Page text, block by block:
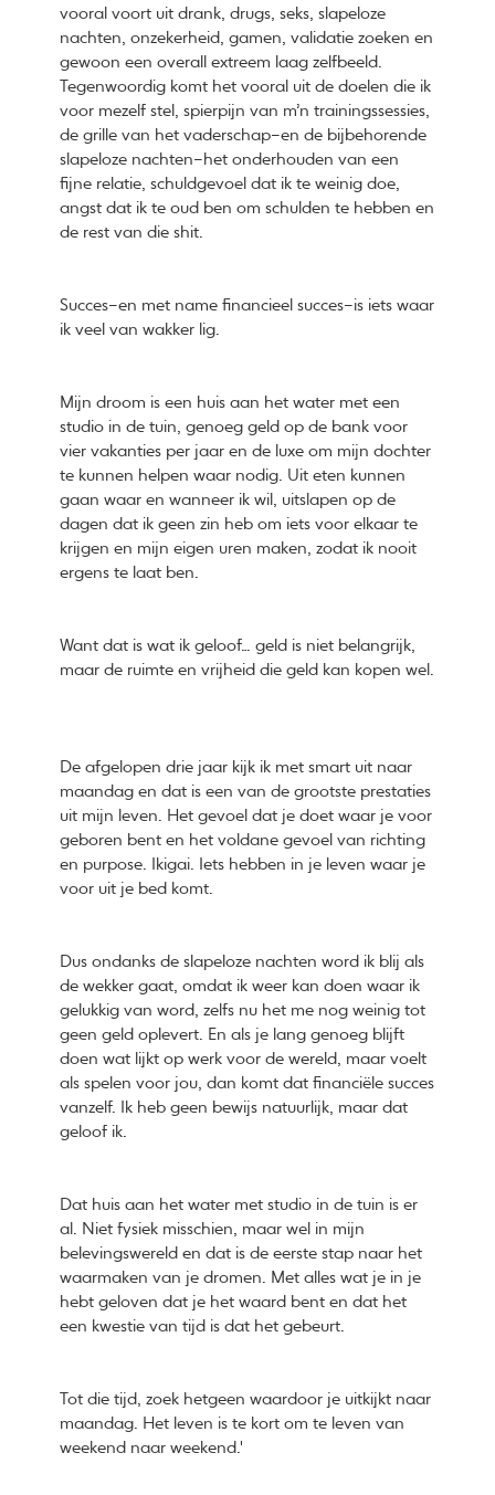
vooral voort uit drank, drugs, seks, slapeloze
nachten, onzekerheid, gamen, validatie zoeken en
gewoon een overall extreem laag zelfbeeld.
Tegenwoordig komt het vooral uit de doelen die ik
voor mezelf stel, spierpijn van m’n trainingssessies,
de grille van het vaderschap–en de bijbehorende
slapeloze nachten–het onderhouden van een
fijne relatie, schuldgevoel dat ik te weinig doe,
angst dat ik te oud ben om schulden te hebben en
de rest van die shit.
Succes–en met name financieel succes–is iets waar
ik veel van wakker lig.
Mijn droom is een huis aan het water met een
studio in de tuin, genoeg geld op de bank voor
vier vakanties per jaar en de luxe om mijn dochter
te kunnen helpen waar nodig. Uit eten kunnen
gaan waar en wanneer ik wil, uitslapen op de
dagen dat ik geen zin heb om iets voor elkaar te
krijgen en mijn eigen uren maken, zodat ik nooit
ergens te laat ben.
Want dat is wat ik geloof… geld is niet belangrijk,
maar de ruimte en vrijheid die geld kan kopen wel.
De afgelopen drie jaar kijk ik met smart uit naar
maandag en dat is een van de grootste prestaties
uit mijn leven. Het gevoel dat je doet waar je voor
geboren bent en het voldane gevoel van richting
en purpose. Ikigai. Iets hebben in je leven waar je
voor uit je bed komt.
Dus ondanks de slapeloze nachten word ik blij als
de wekker gaat, omdat ik weer kan doen waar ik
gelukkig van word, zelfs nu het me nog weinig tot
geen geld oplevert. En als je lang genoeg blijft
doen wat lijkt op werk voor de wereld, maar voelt
als spelen voor jou, dan komt dat financiële succes
vanzelf. Ik heb geen bewijs natuurlijk, maar dat
geloof ik.
Dat huis aan het water met studio in de tuin is er
al. Niet fysiek misschien, maar wel in mijn
belevingswereld en dat is de eerste stap naar het
waarmaken van je dromen. Met alles wat je in je
hebt geloven dat je het waard bent en dat het
een kwestie van tijd is dat het gebeurt.
Tot die tijd, zoek hetgeen waardoor je uitkijkt naar
maandag. Het leven is te kort om te leven van
weekend naar weekend.'